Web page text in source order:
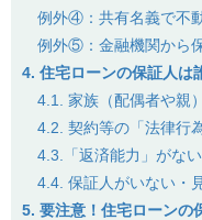
例外④：共有名義で不
例外⑤：金融機関から
4. 住宅ローンの保証人は
4.1. 家族（配偶者や親
4.2. 契約等の「法律行
4.3.「返済能力」がな
4.4. 保証人がいない・
5. 要注意！住宅ローンの